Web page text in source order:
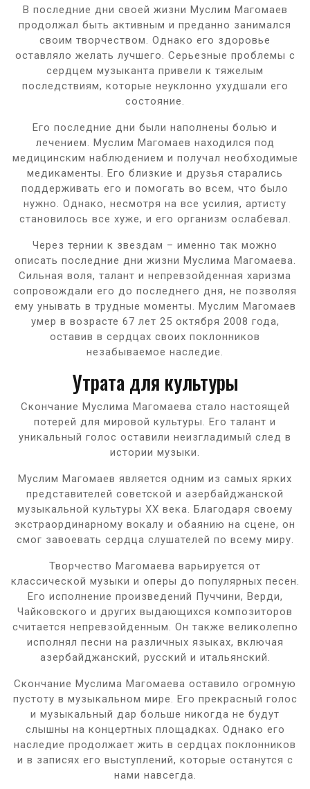
В последние дни своей жизни Муслим Магомаев
продолжал быть активным и преданно занимался
своим творчеством. Однако его здоровье
оставляло желать лучшего. Серьезные проблемы с
сердцем музыканта привели к тяжелым
последствиям, которые неуклонно ухудшали его
состояние.
Его последние дни были наполнены болью и
лечением. Муслим Магомаев находился под
медицинским наблюдением и получал необходимые
медикаменты. Его близкие и друзья старались
поддерживать его и помогать во всем, что было
нужно. Однако, несмотря на все усилия, артисту
становилось все хуже, и его организм ослабевал.
Через тернии к звездам – именно так можно
описать последние дни жизни Муслима Магомаева.
Сильная воля, талант и непревзойденная харизма
сопровождали его до последнего дня, не позволяя
ему унывать в трудные моменты. Муслим Магомаев
умер в возрасте 67 лет 25 октября 2008 года,
оставив в сердцах своих поклонников
незабываемое наследие.
Утрата для культуры
Скончание Муслима Магомаева стало настоящей
потерей для мировой культуры. Его талант и
уникальный голос оставили неизгладимый след в
истории музыки.
Муслим Магомаев является одним из самых ярких
представителей советской и азербайджанской
музыкальной культуры XX века. Благодаря своему
экстраординарному вокалу и обаянию на сцене, он
смог завоевать сердца слушателей по всему миру.
Творчество Магомаева варьируется от
классической музыки и оперы до популярных песен.
Его исполнение произведений Пуччини, Верди,
Чайковского и других выдающихся композиторов
считается непревзойденным. Он также великолепно
исполнял песни на различных языках, включая
азербайджанский, русский и итальянский.
Скончание Муслима Магомаева оставило огромную
пустоту в музыкальном мире. Его прекрасный голос
и музыкальный дар больше никогда не будут
слышны на концертных площадках. Однако его
наследие продолжает жить в сердцах поклонников
и в записях его выступлений, которые останутся с
нами навсегда.